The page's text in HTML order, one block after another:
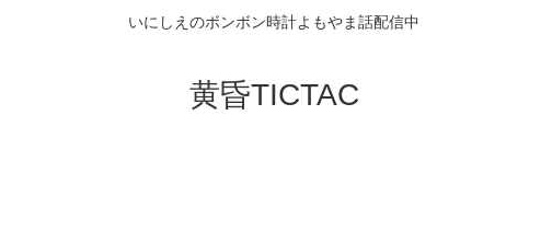
いにしえのボンボン時計よもやま話配信中
黄昏TICTAC